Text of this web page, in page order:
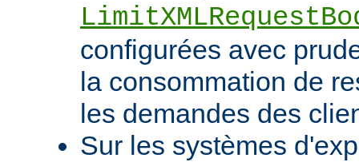
configurées avec
la consommation de
les demandes des
Sur les systèmes